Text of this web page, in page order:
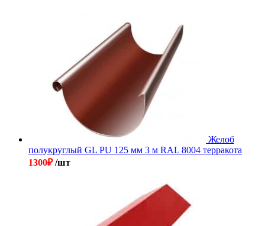
Желоб
полукруглый GL PU 125 мм 3 м RAL 8004 терракота
1300₽/шт